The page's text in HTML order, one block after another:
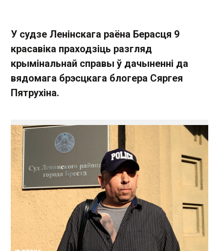
У судзе Ленінскага раёна Берасця 9
красавіка праходзіць разгляд
крымінальнай справы ў дачыненні да
вядомага брэсцкага блогера Сяргея
Пятрухіна.